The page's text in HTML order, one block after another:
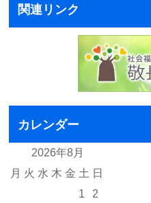
関連リンク
カレンダー
2026年8月
月 火 水 木 金 土 日
1
2